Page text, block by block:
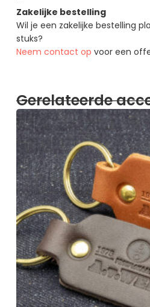
Zakelijke bestelling
Wil je een zakelijke bestelling
stuks?
Neem contact op voor een
Gerelateerde